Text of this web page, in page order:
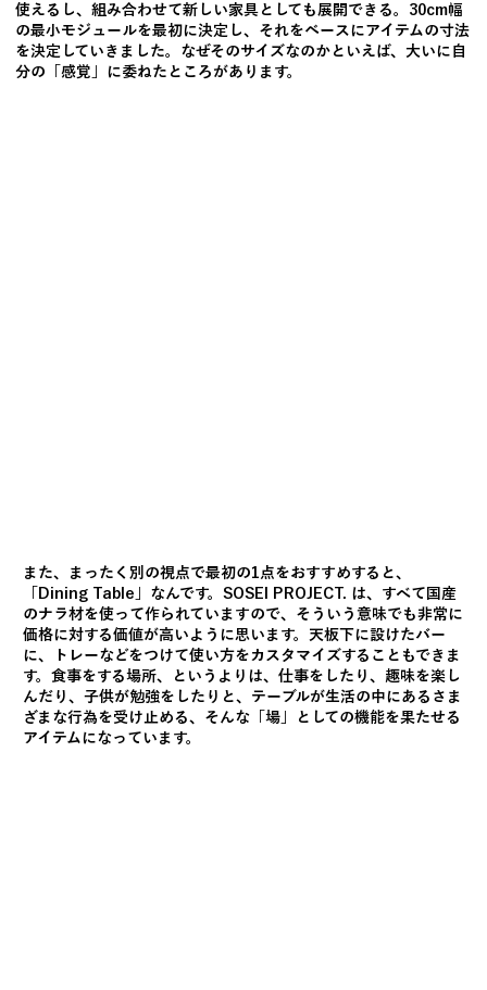
使えるし、組み合わせて新しい家具としても展開できる。30cm幅
の最小モジュールを最初に決定し、それをベースにアイテムの寸法
を決定していきました。なぜそのサイズなのかといえば、大いに自
分の「感覚」に委ねたところがあります。
また、まったく別の視点で最初の1点をおすすめすると、
「Dining Table」なんです。SOSEI PROJECT. は、すべて国産
のナラ材を使って作られていますので、そういう意味でも非常に
価格に対する価値が高いように思います。天板下に設けたバー
に、トレーなどをつけて使い方をカスタマイズすることもできま
す。食事をする場所、というよりは、仕事をしたり、趣味を楽し
んだり、子供が勉強をしたりと、テーブルが生活の中にあるさま
ざまな行為を受け止める、そんな「場」としての機能を果たせる
アイテムになっています。